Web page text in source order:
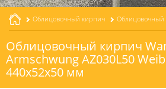
Облицовочный кирпич
Облицовочный кирпич
Armschwung AZ030L50
440x52x50 мм